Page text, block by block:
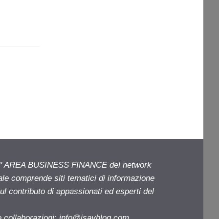
BUSINESS FINANCE del network
comprende siti tematici di informazione
contributo di appassionati ed esperti del